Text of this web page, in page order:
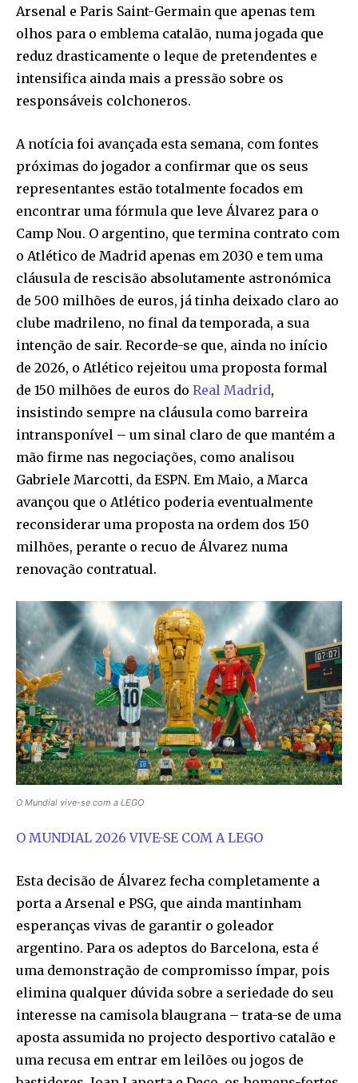
Arsenal e Paris Saint-Germain que apenas tem
olhos para o emblema catalão, numa jogada que
reduz drasticamente o leque de pretendentes e
intensifica ainda mais a pressão sobre os
responsáveis colchoneros.
A notícia foi avançada esta semana, com fontes
próximas do jogador a confirmar que os seus
representantes estão totalmente focados em
encontrar uma fórmula que leve Álvarez para o
Camp Nou. O argentino, que termina contrato com
o Atlético de Madrid apenas em 2030 e tem uma
cláusula de rescisão absolutamente astronómica
de 500 milhões de euros, já tinha deixado claro ao
clube madrileno, no final da temporada, a sua
intenção de sair. Recorde-se que, ainda no início
de 2026, o Atlético rejeitou uma proposta formal
de 150 milhões de euros do Real Madrid,
insistindo sempre na cláusula como barreira
intransponível – um sinal claro de que mantém a
mão firme nas negociações, como analisou
Gabriele Marcotti, da ESPN. Em Maio, a Marca
avançou que o Atlético poderia eventualmente
reconsiderar uma proposta na ordem dos 150
milhões, perante o recuo de Álvarez numa
renovação contratual.
O Mundial vive-se com a LEGO
O MUNDIAL 2026 VIVE-SE COM A LEGO
Esta decisão de Álvarez fecha completamente a
porta a Arsenal e PSG, que ainda mantinham
esperanças vivas de garantir o goleador
argentino. Para os adeptos do Barcelona, esta é
uma demonstração de compromisso ímpar, pois
elimina qualquer dúvida sobre a seriedade do seu
interesse na camisola blaugrana – trata-se de uma
aposta assumida no projecto desportivo catalão e
uma recusa em entrar em leilões ou jogos de